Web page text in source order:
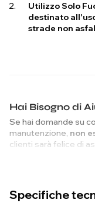
Utilizzo Solo
destinato
strade non
Hai Bisogno di
Se hai domande su
manutenzione, non
clienti sarà felice di
Specifiche